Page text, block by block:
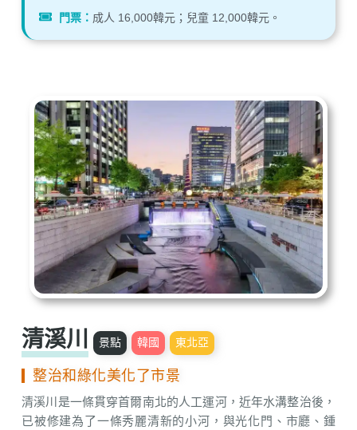
門票： 成人 16,000韓元；兒童 12,000韓元。
清溪川 景點 韓國 東北亞
整治和綠化美化了市景
清溪川是一條貫穿首爾南北的人工運河，近年水溝整治後，
已被修建為了一條秀麗清新的小河，與光化門、市廳、鍾